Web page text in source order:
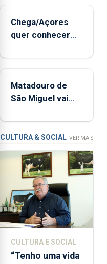
uma
harpa,
permitindo
reforçar
condições
de
ensino
instituição
Chega/Açores
quer conhecer
controlar a dívida
Matadouro de
São Miguel vai
requalificação
CULTURA & SOCIAL VER MAIS
CULTURA E SOCIAL
“Tenho uma vida